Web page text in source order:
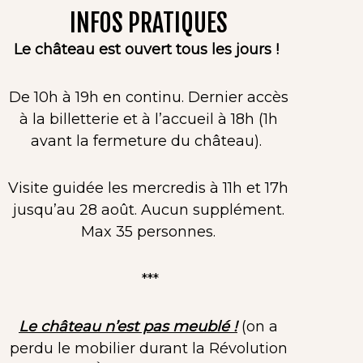
DES
INFOS PRATIQUES
Le château est ouvert tous les jours !
De 10h à 19h en continu. Dernier accès
à la billetterie et à l’accueil à 18h (1h
avant la fermeture du château).
Visite guidée les mercredis à 11h et 17h
jusqu’au 28 août. Aucun supplément.
Max 35 personnes.
***
Le château n’est pas meublé !(on a
perdu le mobilier durant la Révolution